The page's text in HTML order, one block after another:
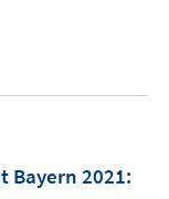
Bayern 2021: